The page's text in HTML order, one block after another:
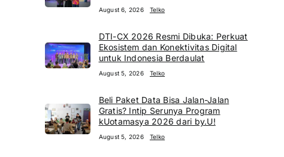
August 6, 2026 Telko
DTI-CX 2026 Resmi Dibuka: Perkuat
Ekosistem dan Konektivitas Digital
untuk Indonesia Berdaulat
August 5, 2026 Telko
Beli Paket Data Bisa Jalan-Jalan
Gratis? Intip Serunya Program
kUotamasya 2026 dari by.U!
August 5, 2026 Telko